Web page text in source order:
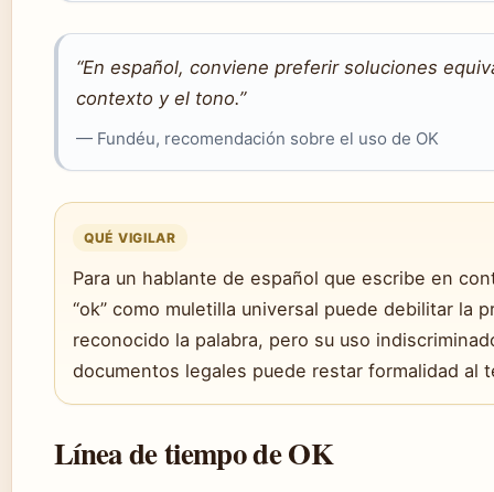
“En español, conviene preferir soluciones
contexto y el tono.”
— Fundéu, recomendación sobre el uso de OK
QUÉ VIGILAR
Para un hablante de español que escribe en
“ok” como muletilla universal puede debilitar la
reconocido la palabra, pero su uso
documentos legales puede restar formalidad al
Línea de tiempo de OK